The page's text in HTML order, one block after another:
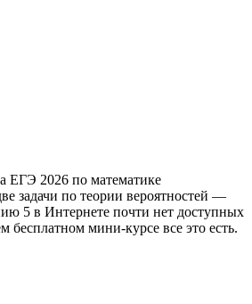
ЕГЭ 2026 по математике
задачи по теории вероятностей —
5 в Интернете почти нет доступных
бесплатном мини-курсе все это есть.